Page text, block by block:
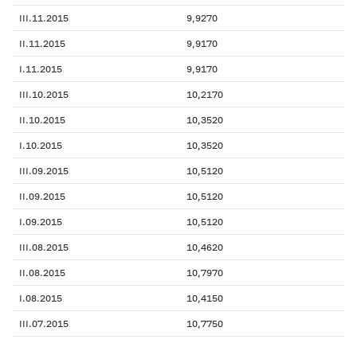
III.11.2015 9,9270
II.11.2015 9,9170
I.11.2015 9,9170
III.10.2015 10,2170
II.10.2015 10,3520
I.10.2015 10,3520
III.09.2015 10,5120
II.09.2015 10,5120
I.09.2015 10,5120
III.08.2015 10,4620
II.08.2015 10,7970
I.08.2015 10,4150
III.07.2015 10,7750